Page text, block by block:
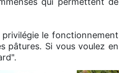
le fonctionnement
pâtures. Si vous voulez en